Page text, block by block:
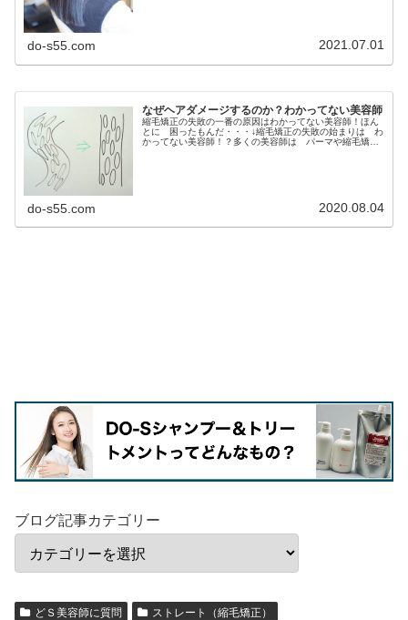
do-s55.com 2021.07.01
なぜヘアダメージするのか？わかってない美容師
縮毛矯正の失敗の一番の原因はわかってない美容師！ほん
とに 困ったもんだ・・・↓縮毛矯正の失敗の始まりは わ
かってない美容師！？多くの美容師は パーマや縮毛矯正
do-s55.com 2020.08.04
ブログ記事カテゴリー
どＳ美容師に質問
ストレート（縮毛矯正）